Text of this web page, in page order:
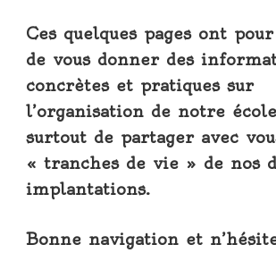
Ces quelques pages ont
de vous donner des
concrètes et pratiques sur
l’organisation de notre
surtout de partager avec
« tranches de vie » de nos
implantations.
Bonne navigation et